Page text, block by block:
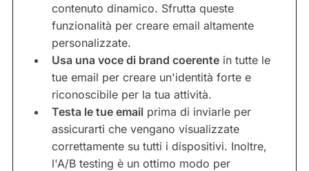
contenuto dinamico. Sfrutta queste
funzionalità per creare email altamente
personalizzate.
Usa una voce di brand coerente in tutte le
tue email per creare un'identità forte e
riconoscibile per la tua attività.
Testa le tue email prima di inviarle per
assicurarti che vengano visualizzate
correttamente su tutti i dispositivi. Inoltre,
l'A/B testing è un ottimo modo per